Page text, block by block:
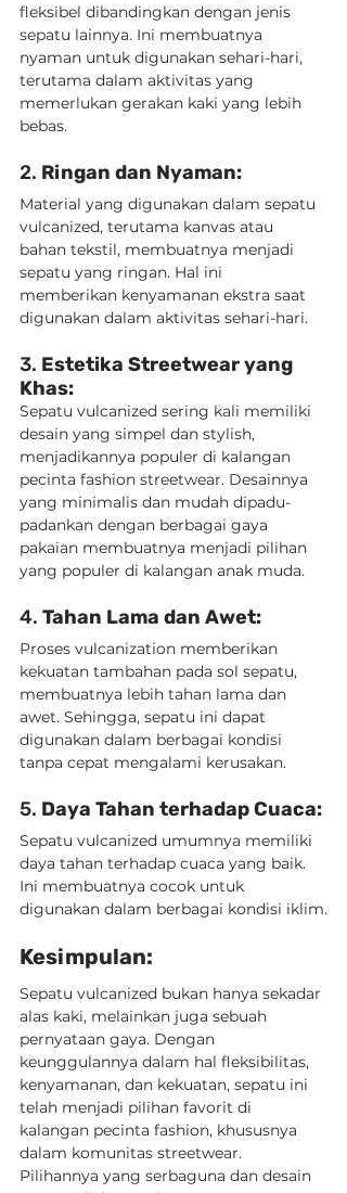
fleksibel dibandingkan dengan jenis
sepatu lainnya. Ini membuatnya
nyaman untuk digunakan sehari-hari,
terutama dalam aktivitas yang
memerlukan gerakan kaki yang lebih
bebas.
2. Ringan dan Nyaman:
Material yang digunakan dalam sepatu
vulcanized, terutama kanvas atau
bahan tekstil, membuatnya menjadi
sepatu yang ringan. Hal ini
memberikan kenyamanan ekstra saat
digunakan dalam aktivitas sehari-hari.
3. Estetika Streetwear yang
Khas:
Sepatu vulcanized sering kali memiliki
desain yang simpel dan stylish,
menjadikannya populer di kalangan
pecinta fashion streetwear. Desainnya
yang minimalis dan mudah dipadu-
padankan dengan berbagai gaya
pakaian membuatnya menjadi pilihan
yang populer di kalangan anak muda.
4. Tahan Lama dan Awet:
Proses vulcanization memberikan
kekuatan tambahan pada sol sepatu,
membuatnya lebih tahan lama dan
awet. Sehingga, sepatu ini dapat
digunakan dalam berbagai kondisi
tanpa cepat mengalami kerusakan.
5. Daya Tahan terhadap Cuaca:
Sepatu vulcanized umumnya memiliki
daya tahan terhadap cuaca yang baik.
Ini membuatnya cocok untuk
digunakan dalam berbagai kondisi iklim.
Kesimpulan:
Sepatu vulcanized bukan hanya sekadar
alas kaki, melainkan juga sebuah
pernyataan gaya. Dengan
keunggulannya dalam hal fleksibilitas,
kenyamanan, dan kekuatan, sepatu ini
telah menjadi pilihan favorit di
kalangan pecinta fashion, khususnya
dalam komunitas streetwear.
Pilihannya yang serbaguna dan desain